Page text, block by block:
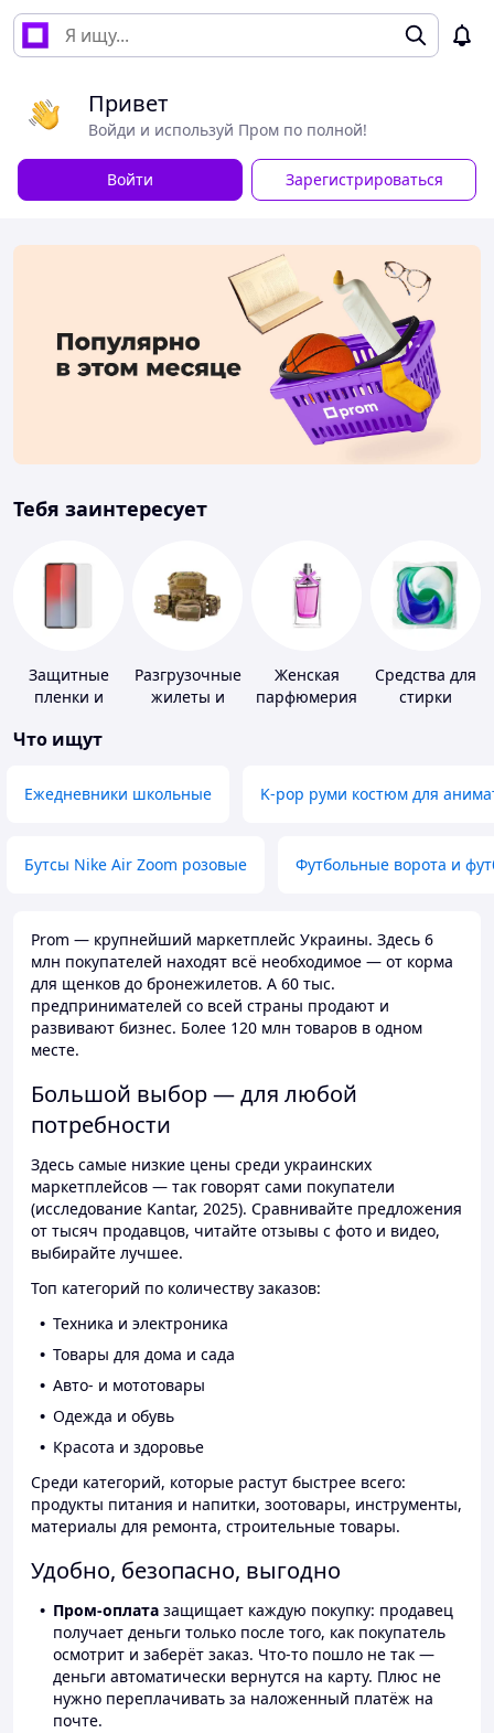
Привет
Войди и используй Пром по полной!
Войти Зарегистрироваться
Тебя заинтересует
Защитные
пленки и
портативных
Разгрузочные
жилеты и
Женская
парфюмерия
Средства для
стирки
Что ищут
Ежедневники школьные K-pop руми костюм для
Бутсы Nike Air Zoom розовые Футбольные ворота и
Prom — крупнейший маркетплейс Украины. Здесь 6
млн покупателей находят всё необходимое — от корма
для щенков до бронежилетов. А 60 тыс.
предпринимателей со всей страны продают и
развивают бизнес. Более 120 млн товаров в одном
месте.
Большой выбор — для любой
потребности
Здесь самые низкие цены среди украинских
маркетплейсов — так говорят сами покупатели
(исследование Kantar, 2025). Сравнивайте предложения
от тысяч продавцов, читайте отзывы с фото и видео,
выбирайте лучшее.
Топ категорий по количеству заказов:
Техника и электроника
Товары для дома и сада
Авто- и мототовары
Одежда и обувь
Красота и здоровье
Среди категорий, которые растут быстрее всего:
продукты питания и напитки, зоотовары, инструменты,
материалы для ремонта, строительные товары.
Удобно, безопасно, выгодно
Пром-оплата защищает каждую покупку: продавец
получает деньги только после того, как покупатель
осмотрит и заберёт заказ. Что-то пошло не так —
деньги автоматически вернутся на карту. Плюс не
нужно переплачивать за наложенный платёж на
почте.